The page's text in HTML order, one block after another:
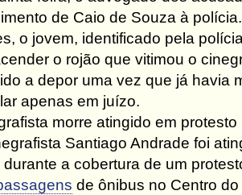
de Caio de Souza à
o jovem, identificado pela
o rojão que vitimou o
a depor uma vez que já havia
apenas em juízo.
morre atingido em protesto
Santiago Andrade foi
durante a cobertura de um
de ônibus no Centro